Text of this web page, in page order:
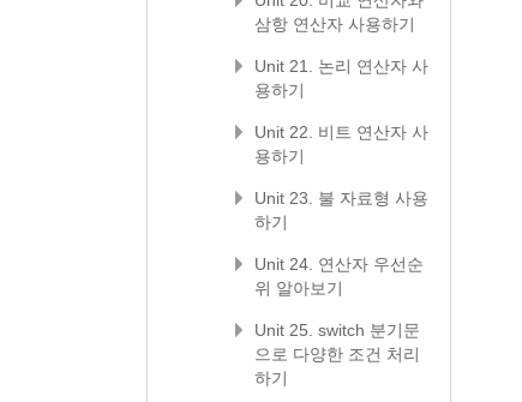
삼항 연산자 사용하기
Unit 21. 논리 연산자 사
용하기
Unit 22. 비트 연산자 사
용하기
Unit 23. 불 자료형 사용
하기
Unit 24. 연산자 우선순
위 알아보기
Unit 25. switch 분기문
으로 다양한 조건 처리
하기